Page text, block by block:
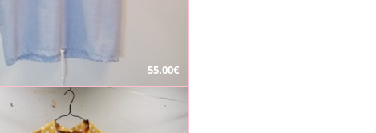
55.00€